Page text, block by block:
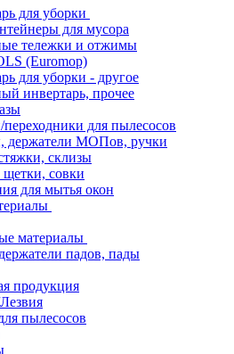
для уборки
для мусора
тележки и отжимы
(Euromop)
для уборки - другое
инвертарь, прочее
для пылесосов
держатели МОПов, ручки
склизы
совки
для мытья окон
материалы
падов, пады
продукция
пылесосов